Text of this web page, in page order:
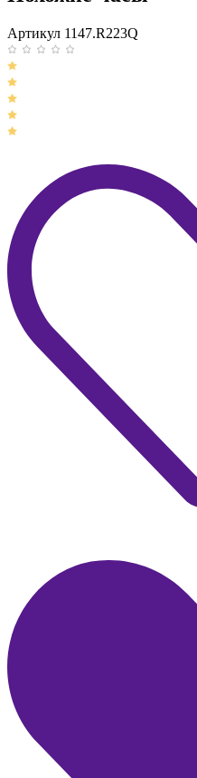
Артикул 1147.R223Q